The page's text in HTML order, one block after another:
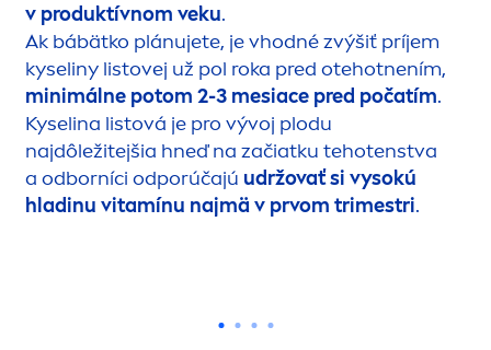
v produktívnom veku.
Ak bábätko plánujete, je vhodné zvýšiť príjem
kyseliny listovej už pol roka pred otehotnením,
minimálne potom 2-3 mesiace pred počatím.
Kyselina listová je pro vývoj plodu
najdôležitejšia hneď na začiatku tehotenstva
a odborníci odporúčajú udržovať si vysokú
hladinu vitamínu najmä v prvom trimestri.